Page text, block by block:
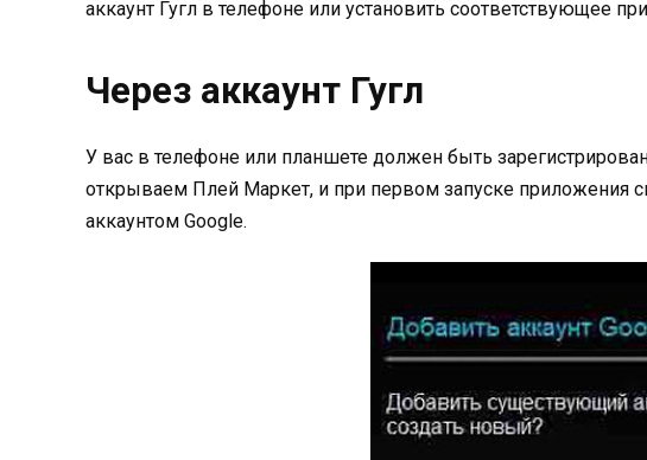
аккаунт Гугл в телефоне или установить соответствующее
Через аккаунт Гугл
У вас в телефоне или планшете должен быть
открываем Плей Маркет, и при первом запуске приложения
аккаунтом Google.